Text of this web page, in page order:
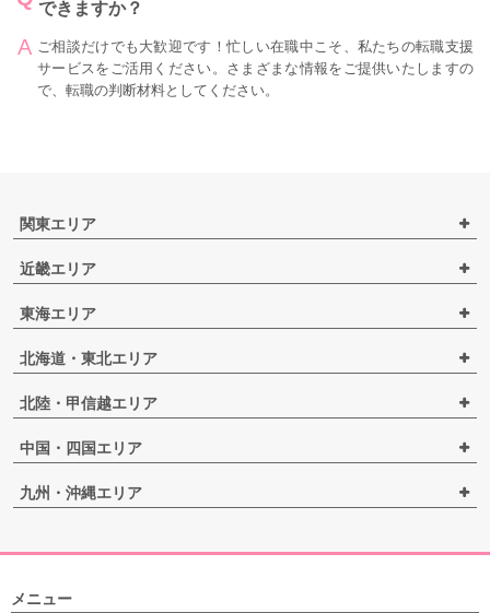
できますか？
ご相談だけでも大歓迎です！忙しい在職中こそ、私たちの転職支援
サービスをご活用ください。さまざまな情報をご提供いたしますの
で、転職の判断材料としてください。
関東エリア
近畿エリア
東海エリア
北海道・東北エリア
北陸・甲信越エリア
中国・四国エリア
九州・沖縄エリア
メニュー